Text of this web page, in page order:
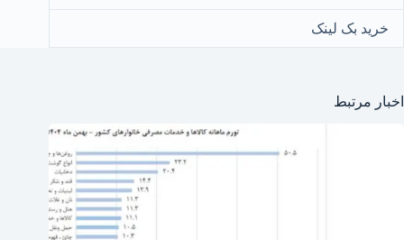
خرید بک لینک
اخبار مرتبط